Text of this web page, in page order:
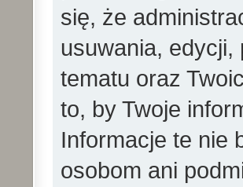
się, że
usuwania,
tematu oraz
to, by Twoje
Informacje te nie
osobom ani